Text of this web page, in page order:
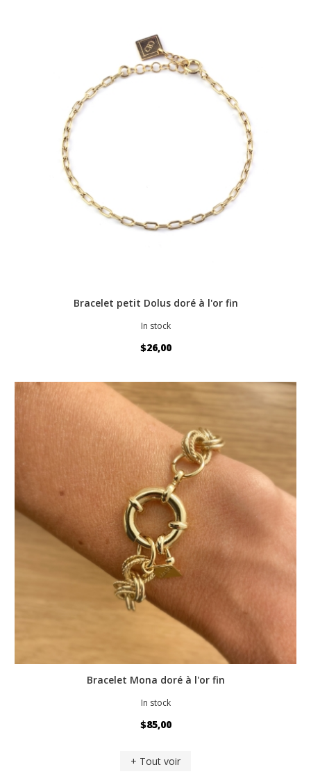
Bracelet petit Dolus doré à l'or fin
In stock
$26,00
Bracelet Mona doré à l'or fin
In stock
$85,00
+ Tout voir